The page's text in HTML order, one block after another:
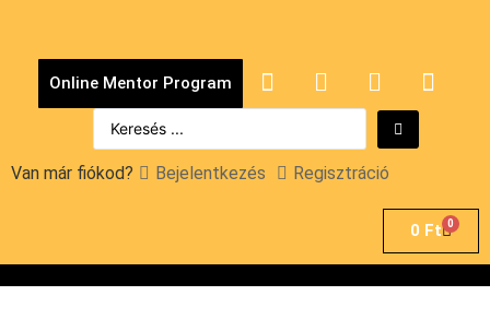
Online Mentor Program
Van már fiókod? Bejelentkezés Regisztráció
0 Ft 0